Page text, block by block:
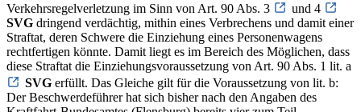
Verkehrsregelverletzung im Sinn von Art. 90 Abs. 3
und 4
SVG dringend verdächtig, mithin eines Verbrechens und damit einer
Straftat, deren Schwere die Einziehung eines Personenwagens
rechtfertigen könnte. Damit liegt es im Bereich des Möglichen, dass
diese Straftat die Einziehungsvoraussetzung von Art. 90 Abs. 1 lit. a
SVG erfüllt. Das Gleiche gilt für die Voraussetzung von lit. b:
Der Beschwerdeführer hat sich bisher nach den Angaben des